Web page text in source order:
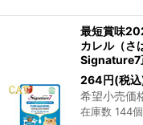
最短賞味
カレル（さ
264円(税
希望小売価
在庫数 144個